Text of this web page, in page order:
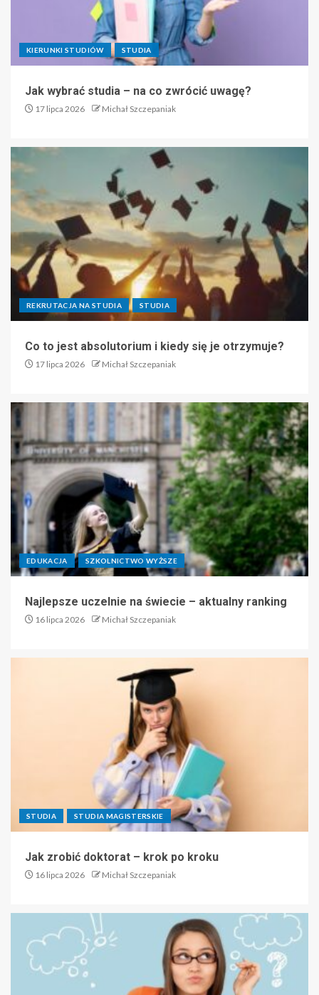
KIERUNKI STUDIÓW STUDIA
Jak wybrać studia – na co zwrócić uwagę?
17 lipca 2026 Michał Szczepaniak
REKRUTACJA NA STUDIA STUDIA
Co to jest absolutorium i kiedy się je otrzymuje?
17 lipca 2026 Michał Szczepaniak
EDUKACJA SZKOLNICTWO WYŻSZE
Najlepsze uczelnie na świecie – aktualny ranking
16 lipca 2026 Michał Szczepaniak
STUDIA STUDIA MAGISTERSKIE
Jak zrobić doktorat – krok po kroku
16 lipca 2026 Michał Szczepaniak